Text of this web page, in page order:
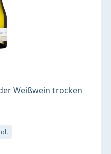
Weißwein trocken